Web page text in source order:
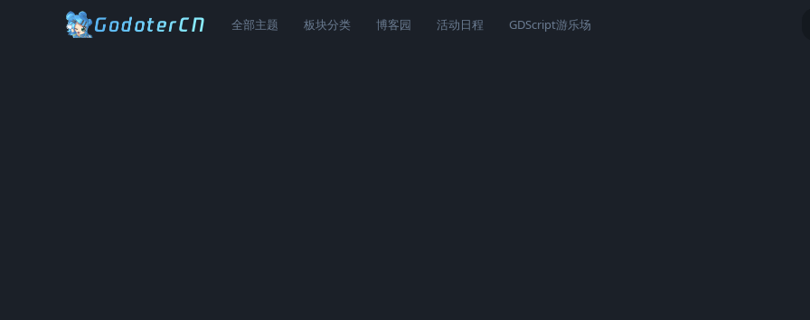
全部主题 板块分类 博客园 活动日程 GDScript游乐场